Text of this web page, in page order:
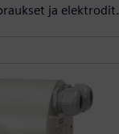
ja elektrodit.